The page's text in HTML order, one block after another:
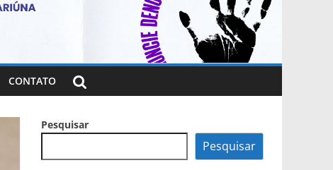
CONTATO
Pesquisar
Pesquisar